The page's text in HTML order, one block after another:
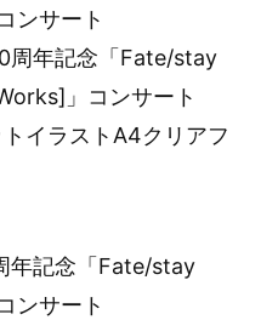
ンサート
周年記念「Fate/stay
」コンサート
イラストA4クリアフ
年記念「Fate/stay
ンサート